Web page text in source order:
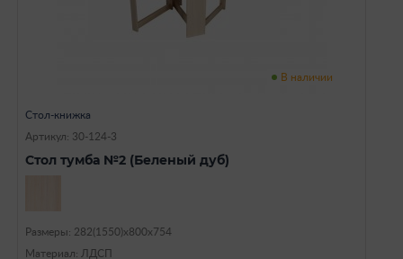
В наличии
Стол-книжка
Артикул: 30-124-3
Стол тумба №2 (Беленый дуб)
Размеры: 282(1550)х800х754
Материал: ЛДСП